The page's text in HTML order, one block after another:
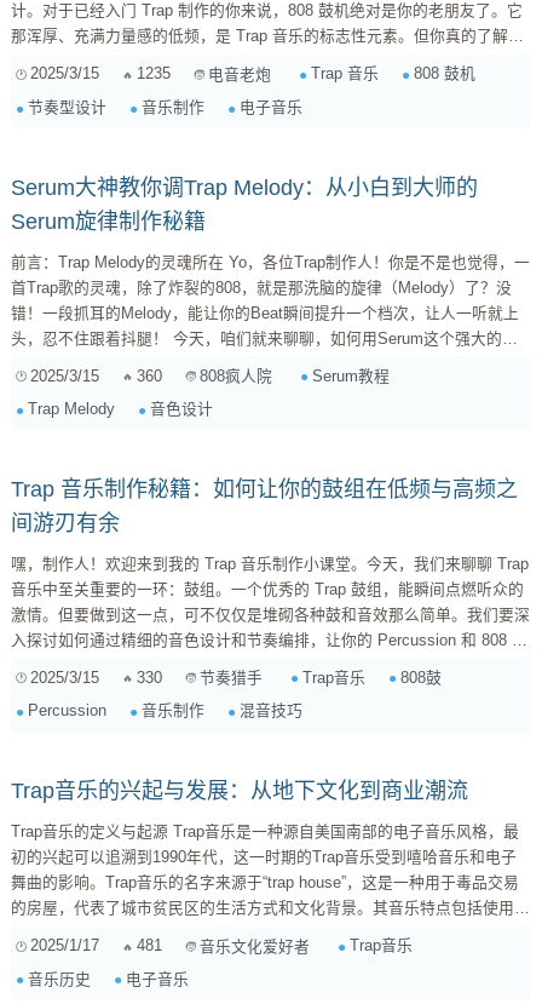
计。对于已经入门 Trap 制作的你来说，808 鼓机绝对是你的老朋友了。它
那浑厚、充满力量感的低频，是 Trap 音乐的标志性元素。但你真的了解
808 鼓机在节奏型设计中的奥秘吗？今天，我就带你深入挖掘，让你在
Trap 的世界里玩出更多花样！ 1. 基础节奏型：Trap 的灵魂 首先，我们得
从最基础的节奏型开始。Trap 音乐的根基是什么？当然是鼓组的节奏。而
2025/3/15 1235 电音老炮 Trap 音乐
808 鼓机
节奏型设计
音乐制作 电子音乐
Serum大神教你调Trap Melody：从小白到大师的
Serum旋律制作秘籍
前言：Trap Melody的灵魂所在 Yo，各位Trap制作人！你是不是也觉得，一
首Trap歌的灵魂，除了炸裂的808，就是那洗脑的旋律（Melody）了？没
错！一段抓耳的Melody，能让你的Beat瞬间提升一个档次，让人一听就上
头，忍不住跟着抖腿！ 今天，咱们就来聊聊，如何用Serum这个强大的合
基础的制作人，相信这篇教程都能给你带来新的启发和灵感。 一、Serum
基础：磨刀不误砍柴工 在开始制作Melody之前，咱们先来熟悉一下Serum
2025/3/15 360 808疯人院
Serum教程
Trap Melody
音色设计
Trap 音乐制作秘籍：如何让你的鼓组在低频与高频之
间游刃有余
嘿，制作人！欢迎来到我的 Trap 音乐制作小课堂。今天，我们来聊聊 Trap
音乐中至关重要的一环：鼓组。一个优秀的 Trap 鼓组，能瞬间点燃听众的
激情。但要做到这一点，可不仅仅是堆砌各种鼓和音效那么简单。我们要深
入探讨如何通过精细的音色设计和节奏编排，让你的 Percussion 和 808 鼓
令人印象深刻的鼓组对于一首 Trap 作品的重要性。它既要具备强劲的低频
2025/3/15 330 节奏猎手 Trap音乐
808鼓
Percussion
音乐制作 混音技巧
Trap音乐的兴起与发展：从地下文化到商业潮流
Trap音乐的定义与起源 Trap音乐是一种源自美国南部的电子音乐风格，最
初的兴起可以追溯到1990年代，这一时期的Trap音乐受到嘻哈音乐和电子
舞曲的影响。Trap音乐的名字来源于“trap house”，这是一种用于毒品交易
的房屋，代表了城市贫民区的生活方式和文化背景。其音乐特点包括使用重
在90年代，美国南部的音乐家，如T.I.和Young Jeezy，开始在他们的音乐
中融合电子元素和嘻哈节奏，为Trap...
2025/1/17 481 音乐文化爱好者
Trap音乐
音乐历史
电子音乐